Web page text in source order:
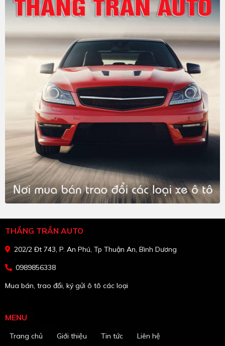
THẮNG TRẦN AUTO
202/2 Đt 743, P. An Phú, Tp Thuận An, Bình Dương
0989856338
Mua bán, trao đổi, ký gửi ô tô các loại
MENU
Trang chủ Giới thiệu Tin tức Liên hệ